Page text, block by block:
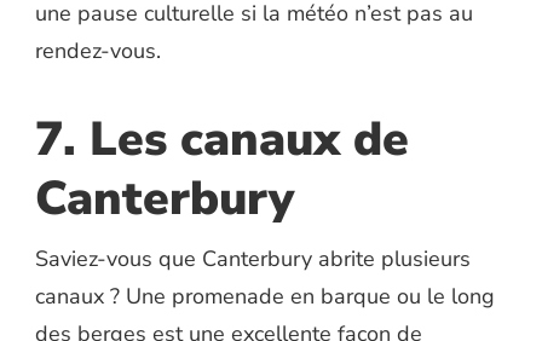
une pause culturelle si la météo n’est pas au
rendez-vous.
7. Les canaux de
Canterbury
Saviez-vous que Canterbury abrite plusieurs
canaux ? Une promenade en barque ou le long
des berges est une excellente façon de